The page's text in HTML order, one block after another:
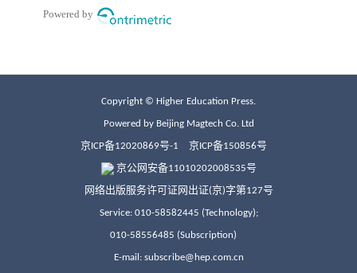
Copyright © Higher Education Press.
Powered by Beijing Magtech Co. Ltd
京ICP备12020869号-1 京ICP备150856号
京公网安备11010202008535号
网络出版服务许可证网出证(京)字第127号
Service: 010-58582445 (Technology);
010-58556485 (Subscription)
E-mail: subscribe@hep.com.cn